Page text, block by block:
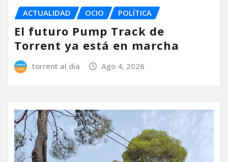
ACTUALIDAD OCIO POLÍTICA
El futuro Pump Track de
Torrent ya está en marcha
torrent al dia Ago 4, 2026